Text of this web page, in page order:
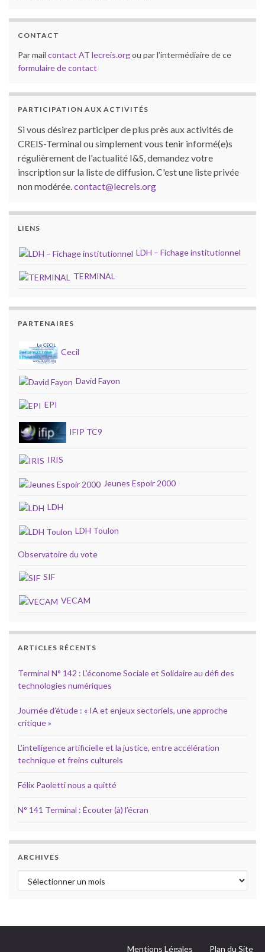
CONTACT
Par mail contact AT lecreis.orgou par l’intermédiaire de ce
formulaire de contact
PARTICIPATION AUX ACTIVITÉS
Si vous désirez participer de plus près aux activités de
CREIS-Terminal ou simplement vous tenir informé(e)s
régulièrement de l'actualité I&S, demandez votre
inscription sur la liste de diffusion. C'est une liste privée
non modérée.contact@lecreis.org
LIENS
LDH – Fichage institutionnel
TERMINAL
PARTENAIRES
Cecil
David Fayon
EPI
IFIP TC9
IRIS
Jeunes Espoir 2000
LDH
LDH Toulon
Observatoire du vote
SIF
VECAM
ARTICLES RÉCENTS
Terminal N° 142 : L’économe Sociale et Solidaire au défi des
technologies numériques
Journée d’étude : « IA et enjeux sectoriels, une approche
critique »
L’intelligence artificielle et la justice, entre accélération
technique et freins culturels
Félix Paoletti nous a quitté
N° 141 Terminal : Écouter (à) l’écran
ARCHIVES
Archives
Mentions Légales Plan du Site